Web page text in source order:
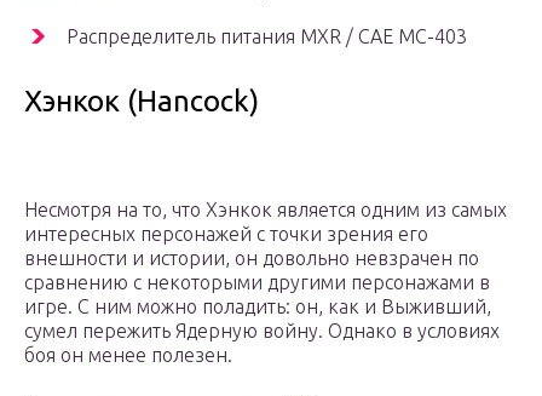
Распределитель питания MXR / CAE MC-403
Хэнкок (Hancock)
Несмотря на то, что Хэнкок является одним из самых
интересных персонажей с точки зрения его
внешности и истории, он довольно невзрачен по
сравнению с некоторыми другими персонажами в
игре. С ним можно поладить: он, как и Выживший,
сумел пережить Ядерную войну. Однако в условиях
боя он менее полезен.